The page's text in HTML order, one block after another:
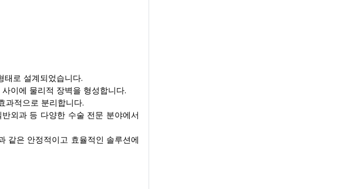
태로 설계되었습니다.
이에 물리적 장벽을 형성합니다.
과적으로 분리합니다.
외과 등 다양한 수술 전문 분야에서
같은 안정적이고 효율적인 솔루션에